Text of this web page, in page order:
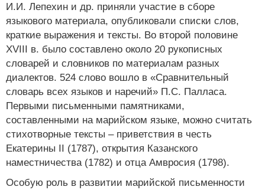
И.И. Лепехин и др. приняли участие в сборе
языкового материала, опубликовали списки слов,
краткие выражения и тексты. Во второй половине
XVIII в. было составлено около 20 рукописных
словарей и словников по материалам разных
диалектов. 524 слово вошло в «Сравнительный
словарь всех языков и наречий» П.С. Палласа.
Первыми письменными памятниками,
составленными на марийском языке, можно считать
стихотворные тексты – приветствия в честь
Екатерины II (1787), открытия Казанского
наместничества (1782) и отца Амвросия (1798).
Особую роль в развитии марийской письменности